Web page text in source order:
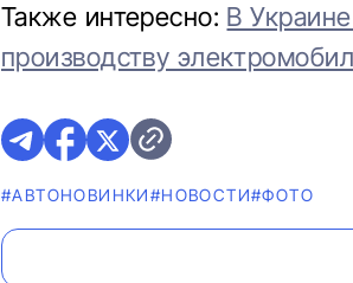
Также интересно: В
производству
#AВТОНОВИНКИ#НОВОСТИ#ФОТО